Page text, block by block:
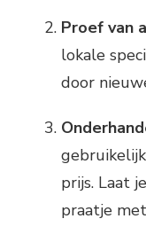
Proef van
lokale
door
prijs. Laat
praatje